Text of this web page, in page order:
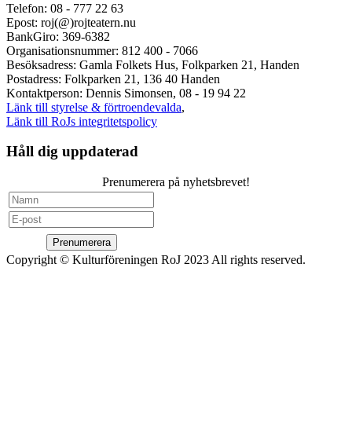
Telefon: 08 - 777 22 63
Epost: roj(@)rojteatern.nu
BankGiro: 369-6382
Organisationsnummer: 812 400 - 7066
Besöksadress: Gamla Folkets Hus, Folkparken 21, Handen
Postadress: Folkparken 21, 136 40 Handen
Kontaktperson: Dennis Simonsen, 08 - 19 94 22
Länk till styrelse & förtroendevalda,
Länk till RoJs integritetspolicy
Håll dig uppdaterad
Prenumerera på nyhetsbrevet!
Prenumerera
Copyright © Kulturföreningen RoJ 2023 All rights reserved.